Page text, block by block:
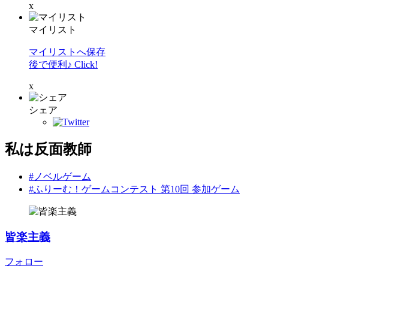
x
マイリスト
マイリストへ保存
後で便利♪ Click!
x
シェア
私は反面教師
#ノベルゲーム
#ふりーむ！ゲームコンテスト 第10回 参加ゲーム
皆楽主義
フォロー